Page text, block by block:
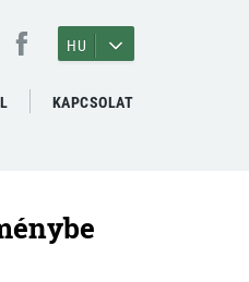
HU
KAPCSOLAT